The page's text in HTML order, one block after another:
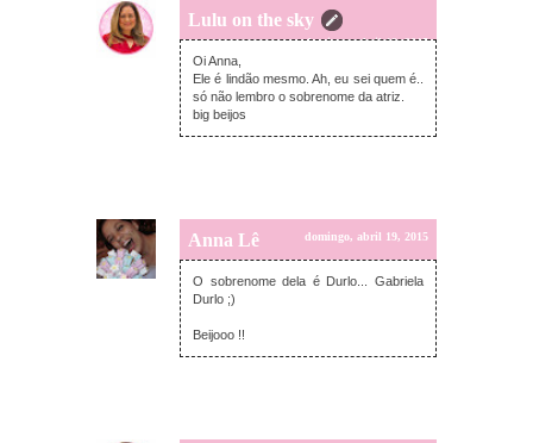
Lulu on the sky
domingo, abril 19, 2015
Oi Anna,
Ele é lindão mesmo. Ah, eu sei quem é..
só não lembro o sobrenome da atriz.
big beijos
Anna Lê domingo, abril 19, 2015
O sobrenome dela é Durlo... Gabriela
Durlo ;)
Beijooo !!